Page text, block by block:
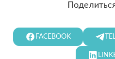
FACEBOOK